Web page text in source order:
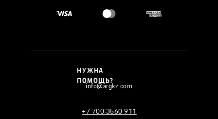
НУЖНА
ПОМОЩЬ?
info@argkz.com
+7 700 3560 911